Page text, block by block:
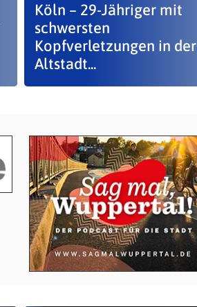
Köln – 29-Jähriger mit
schwersten
Kopfverletzungen in der
Altstadt...